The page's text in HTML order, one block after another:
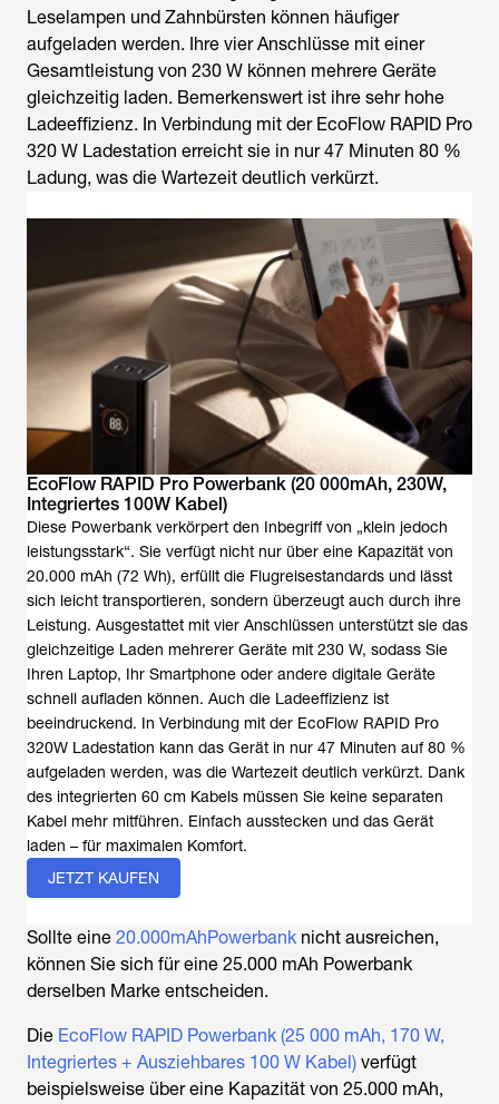
Leselampen und Zahnbürsten können häufiger
aufgeladen werden. Ihre vier Anschlüsse mit einer
Gesamtleistung von 230 W können mehrere Geräte
gleichzeitig laden. Bemerkenswert ist ihre sehr hohe
Ladeeffizienz. In Verbindung mit der EcoFlow RAPID Pro
320 W Ladestation erreicht sie in nur 47 Minuten 80 %
Ladung, was die Wartezeit deutlich verkürzt.
EcoFlow RAPID Pro Powerbank (20 000mAh, 230W,
Integriertes 100W Kabel)
Diese Powerbank verkörpert den Inbegriff von „klein jedoch
leistungsstark“. Sie verfügt nicht nur über eine Kapazität von
20.000 mAh (72 Wh), erfüllt die Flugreisestandards und lässt
sich leicht transportieren, sondern überzeugt auch durch ihre
Leistung. Ausgestattet mit vier Anschlüssen unterstützt sie das
gleichzeitige Laden mehrerer Geräte mit 230 W, sodass Sie
Ihren Laptop, Ihr Smartphone oder andere digitale Geräte
schnell aufladen können. Auch die Ladeeffizienz ist
beeindruckend. In Verbindung mit der EcoFlow RAPID Pro
320W Ladestation kann das Gerät in nur 47 Minuten auf 80 %
aufgeladen werden, was die Wartezeit deutlich verkürzt. Dank
des integrierten 60 cm Kabels müssen Sie keine separaten
Kabel mehr mitführen. Einfach ausstecken und das Gerät
laden – für maximalen Komfort.
JETZT KAUFEN
Sollte eine 20.000mAhPowerbank nicht ausreichen,
können Sie sich für eine 25.000 mAh Powerbank
derselben Marke entscheiden.
Die EcoFlow RAPID Powerbank (25 000 mAh, 170 W,
Integriertes + Ausziehbares 100 W Kabel) verfügt
beispielsweise über eine Kapazität von 25.000 mAh,